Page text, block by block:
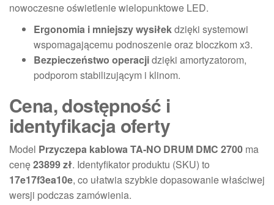
nowoczesne oświetlenie wielopunktowe LED.
Ergonomia i mniejszy wysiłekdzięki systemowi
wspomagającemu podnoszenie oraz bloczkom x3.
Bezpieczeństwo operacjidzięki amortyzatorom,
podporom stabilizującym i klinom.
Cena, dostępność i
identyfikacja oferty
Model Przyczepa kablowa TA-NO DRUM DMC 2700 ma
cenę23899 zł. Identyfikator produktu (SKU) to
17e17f3ea10e, co ułatwia szybkie dopasowanie właściwej
wersji podczas zamówienia.